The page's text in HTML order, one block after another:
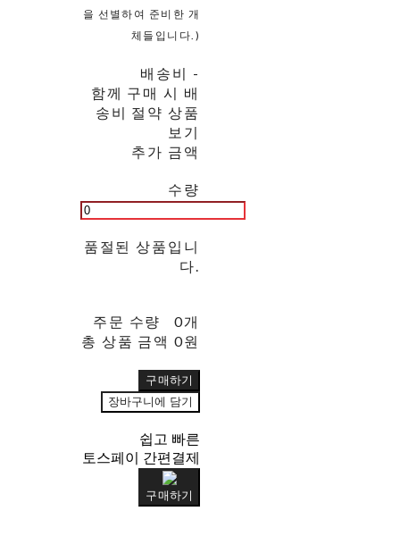
을 선별하여 준비한 개
체들입니다.)
배송비 -
함께 구매 시 배
송비 절약 상품
보기
추가 금액
수량
품절된 상품입니
다.
주문 수량
0개
총 상품 금액 0원
구매하기
장바구니에 담기
쉽고 빠른
토스페이 간편결제
구매하기